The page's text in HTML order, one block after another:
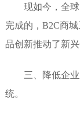
现如今，全球
完成的，B2C商
品创新推动了新
三、降低企业
统。